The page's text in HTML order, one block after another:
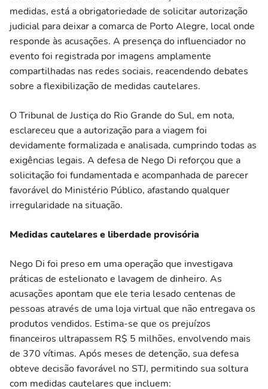
medidas, está a obrigatoriedade de solicitar autorização
judicial para deixar a comarca de Porto Alegre, local onde
responde às acusações. A presença do influenciador no
evento foi registrada por imagens amplamente
compartilhadas nas redes sociais, reacendendo debates
sobre a flexibilização de medidas cautelares.
O Tribunal de Justiça do Rio Grande do Sul, em nota,
esclareceu que a autorização para a viagem foi
devidamente formalizada e analisada, cumprindo todas as
exigências legais. A defesa de Nego Di reforçou que a
solicitação foi fundamentada e acompanhada de parecer
favorável do Ministério Público, afastando qualquer
irregularidade na situação.
Medidas cautelares e liberdade provisória
Nego Di foi preso em uma operação que investigava
práticas de estelionato e lavagem de dinheiro. As
acusações apontam que ele teria lesado centenas de
pessoas através de uma loja virtual que não entregava os
produtos vendidos. Estima-se que os prejuízos
financeiros ultrapassem R$ 5 milhões, envolvendo mais
de 370 vítimas. Após meses de detenção, sua defesa
obteve decisão favorável no STJ, permitindo sua soltura
com medidas cautelares que incluem: